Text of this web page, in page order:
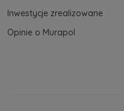
Inwestycje zrealizowane
Opinie o Murapol